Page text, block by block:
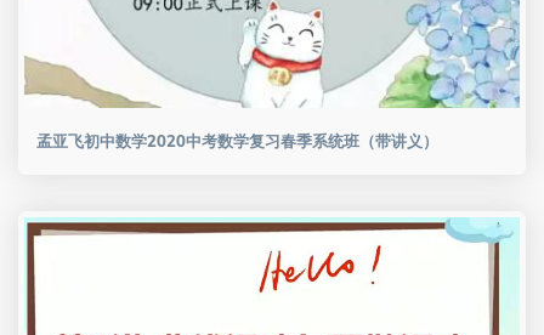
孟亚飞初中数学2020中考数学复习春季系统班（带讲义）